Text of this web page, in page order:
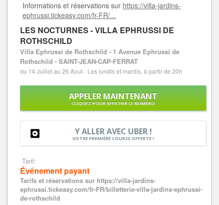
Informations et réservations sur https://villa-jardins-
ephrussi.tickeasy.com/fr-FR/...
LES NOCTURNES - VILLA EPHRUSSI DE
ROTHSCHILD
Villa Ephrussi de Rothschild - 1 Avenue Ephrussi de
Rothschild - SAINT-JEAN-CAP-FERRAT
du 14 Juillet au 26 Aout - Les lundis et mardis, à partir de 20h
APPELER MAINTENANT
CLIQUEZ POUR AFFICHER LE NUMÉRO
Y ALLER AVEC UBER !
VOTRE PREMIÈRE COURSE OFFERTE !
Tarif:
Événement payant
Tarifs et réservations sur https://villa-jardins-
ephrussi.tickeasy.com/fr-FR/billetterie-villa-jardins-ephrussi-
de-rothschild